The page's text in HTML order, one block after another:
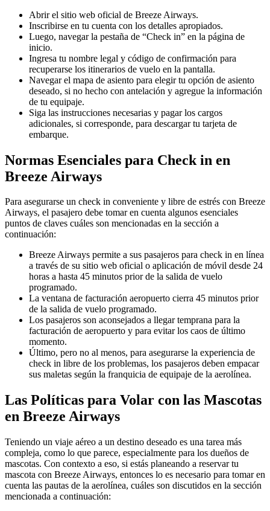
Abrir el sitio web oficial de Breeze Airways.
Inscribirse en tu cuenta con los detalles apropiados.
Luego, navegar la pestaña de “Check in” en la página de
inicio.
Ingresa tu nombre legal y código de confirmación para
recuperarse los itinerarios de vuelo en la pantalla.
Navegar el mapa de asiento para elegir tu opción de asiento
deseado, si no hecho con antelación y agregue la información
de tu equipaje.
Siga las instrucciones necesarias y pagar los cargos
adicionales, si corresponde, para descargar tu tarjeta de
embarque.
Normas Esenciales para Check in en
Breeze Airways
Para asegurarse un check in conveniente y libre de estrés con Breeze
Airways, el pasajero debe tomar en cuenta algunos esenciales
puntos de claves cuáles son mencionadas en la sección a
continuación:
Breeze Airways permite a sus pasajeros para check in en línea
a través de su sitio web oficial o aplicación de móvil desde 24
horas a hasta 45 minutos prior de la salida de vuelo
programado.
La ventana de facturación aeropuerto cierra 45 minutos prior
de la salida de vuelo programado.
Los pasajeros son aconsejados a llegar temprana para la
facturación de aeropuerto y para evitar los caos de último
momento.
Último, pero no al menos, para asegurarse la experiencia de
check in libre de los problemas, los pasajeros deben empacar
sus maletas según la franquicia de equipaje de la aerolínea.
Las Políticas para Volar con las Mascotas
en Breeze Airways
Teniendo un viaje aéreo a un destino deseado es una tarea más
compleja, como lo que parece, especialmente para los dueños de
mascotas. Con contexto a eso, si estás planeando a reservar tu
mascota con Breeze Airways, entonces lo es necesario para tomar en
cuenta las pautas de la aerolínea, cuáles son discutidos en la sección
mencionada a continuación: